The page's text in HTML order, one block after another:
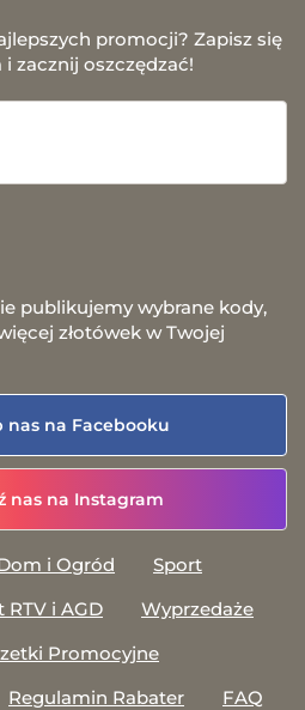
promocji? Zapisz się
zacznij oszczędzać!
publikujemy wybrane kody,
złotówek w Twojej
nas na Facebooku
nas na Instagram
i Ogród
Sport
RTV i AGD
Wyprzedaże
Promocyjne
Regulamin Rabater
FAQ